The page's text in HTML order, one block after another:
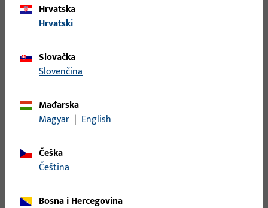
standardnim programima prekidača.
Hrvatska
Hrvatski
Slovačka
Slovenčina
Mađarska
Magyar | English
Češka
čeština
Bosna i Hercegovina